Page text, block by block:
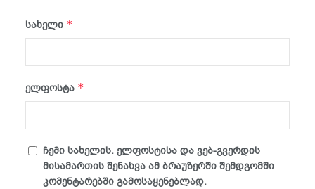
სახელი *
ელფოსტა *
ჩემი სახელის. ელფოსტისა და ვებ-გვერდის
მისამართის შენახვა ამ ბრაუზერში შემდგომში
კომენტარებში გამოსაყენებლად.